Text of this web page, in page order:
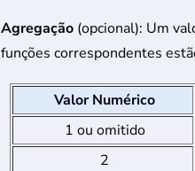
Agregação (opcional): Um
funções correspondentes
Valor Numérico
1 ou omitido
2